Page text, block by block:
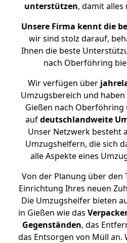
unterstützen, damit
Unsere Firma kennt die
wir sind stolz darauf,
Ihnen die beste
nach Oberföhring
Wir verfügen über
Umzugsbereich und
Gießen nach
aufdeutschlandweite
Unser Netzwerk besteht
Umzugshelfern, die sich
alle Aspekte eines
Von der Planung über
Einrichtung Ihres neuen
Die Umzugshelfer bieten
in Gießen wie das
Gegenständen, das
das Entsorgen von Müll an.